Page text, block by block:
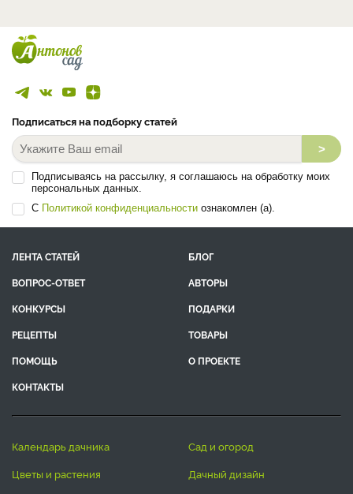
Подписаться на подборку статей
>
Подписываясь на рассылку, я соглашаюсь на обработку моих
персональных данных.
С Политикой конфиденциальности ознакомлен (а).
ЛЕНТА СТАТЕЙ
БЛОГ
ВОПРОС-ОТВЕТ
АВТОРЫ
КОНКУРСЫ
ПОДАРКИ
РЕЦЕПТЫ
ТОВАРЫ
ПОМОЩЬ
О ПРОЕКТЕ
КОНТАКТЫ
календарь дачника
сад и огород
цветы и растения
дачный дизайн